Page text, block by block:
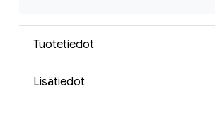
Tuotetiedot
Lisätiedot